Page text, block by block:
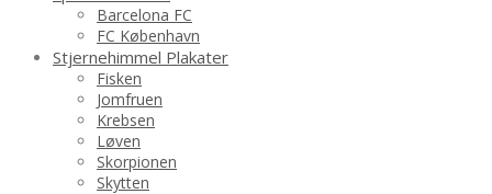
Barcelona FC
FC København
Stjernehimmel Plakater
Fisken
Jomfruen
Krebsen
Løven
Skorpionen
Skytten